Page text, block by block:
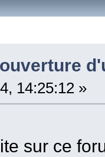
ouverture
14:25:12 »
sur ce